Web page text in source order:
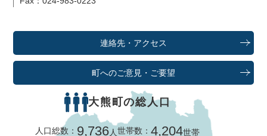
連絡先・アクセス
町へのご意見・ご要望
大熊町の総人口
人口総数： 9,736人世帯数：4,204世帯